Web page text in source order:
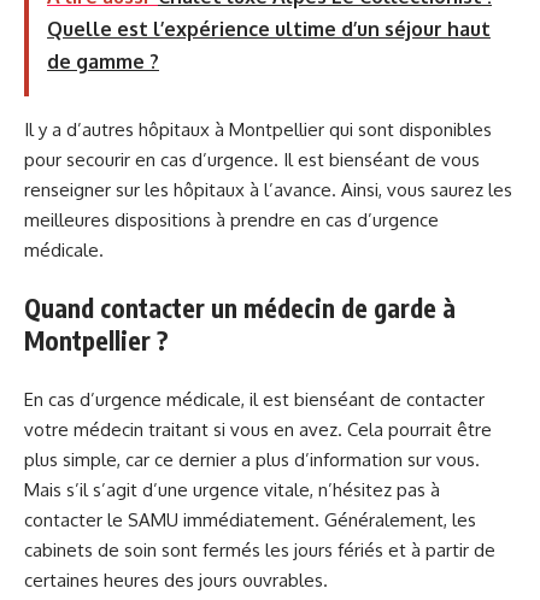
Quelle est l’expérience ultime d’un séjour haut
de gamme ?
Il y a d’autres hôpitaux à Montpellier qui sont disponibles
pour secourir en cas d’urgence. Il est bienséant de vous
renseigner sur les hôpitaux à l’avance. Ainsi, vous saurez les
meilleures dispositions à prendre en cas d’urgence
médicale.
Quand contacter un médecin de garde à
Montpellier ?
En cas d’urgence médicale, il est bienséant de contacter
votre médecin traitant si vous en avez. Cela pourrait être
plus simple, car ce dernier a plus d’information sur vous.
Mais s’il s’agit d’une urgence vitale, n’hésitez pas à
contacter le SAMU immédiatement. Généralement, les
cabinets de soin sont fermés les jours fériés et à partir de
certaines heures des jours ouvrables.